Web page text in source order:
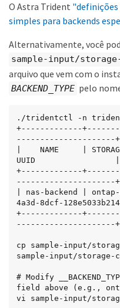
  ]
}
O Astra Trident "definições
simples para backends
Alternativamente, você
sample-input/
arquivo que vem com o
BACKEND_TYPE pelo
./tridentctl -n trident
+-------------
---------------------
|    NAME     |
UUID                 |
+-------------
---------------------
| nas-backend |
4a3d-8dcf-
+-------------
---------------------
cp sample-input/
sample-input/
# Modify
field above (e.g.,
vi sample-input/